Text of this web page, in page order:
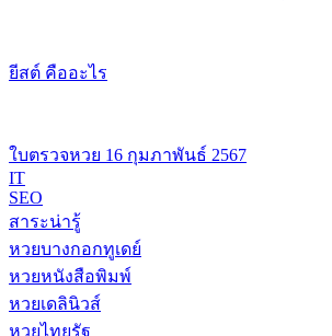
ยีสต์ คืออะไร
ใบตรวจหวย 16 กุมภาพันธ์ 2567
IT
SEO
สาระน่ารู้
หวยบางกอกทูเดย์
หวยหนังสือพิมพ์
หวยเดลินิวส์
หวยไทยรัฐ